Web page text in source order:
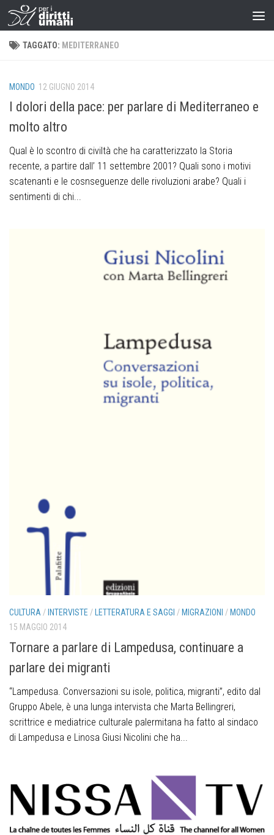
TAGGATO: MEDITERRANEO
MONDO 12 GIUGNO 2014
I dolori della pace: per parlare di Mediterraneo e
molto altro
Qual è lo scontro di civiltà che ha caratterizzato la Storia
recente, a partire dall’ 11 settembre 2001? Quali sono i motivi
scatenanti e le cosnseguenze delle rivoluzioni arabe? Quali i
sentimenti di chi...
CULTURA/ INTERVISTE / LETTERATURA E SAGGI / MIGRAZIONI / MONDO
15 MAGGIO 2014
Tornare a parlare di Lampedusa, continuare a
parlare dei migranti
“Lampedusa. Conversazioni su isole, politica, migranti”, edito dal
Gruppo Abele, è una lunga intervista che Marta Bellingreri,
scrittrice e mediatrice culturale palermitana ha fatto al sindaco
di Lampedusa e Linosa Giusi Nicolini che ha...